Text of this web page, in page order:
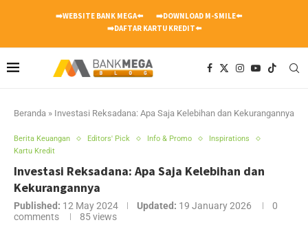
➡️WEBSITE BANK MEGA⬅️
➡️DOWNLOAD M-SMILE⬅️
➡️DAFTAR KARTU KREDIT⬅️
Beranda » Investasi Reksadana: Apa Saja Kelebihan dan Kekurangannya
Berita Keuangan Editors' Pick Info & Promo
Inspirations
Kartu Kredit
Investasi Reksadana: Apa Saja Kelebihan dan
Kekurangannya
Published: 12 May 2024 Updated: 19 January 2026
0
comments
85views